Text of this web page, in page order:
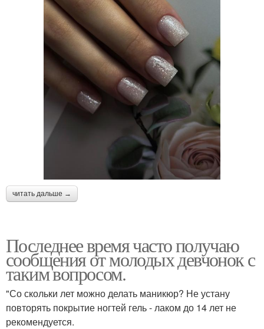
читать дальше →
Последнее время часто получаю
сообщения от молодых девчонок с
таким вопросом.
"Со скольки лет можно делать маникюр? Не устану
повторять покрытие ногтей гель - лаком до 14 лет не
рекомендуется.